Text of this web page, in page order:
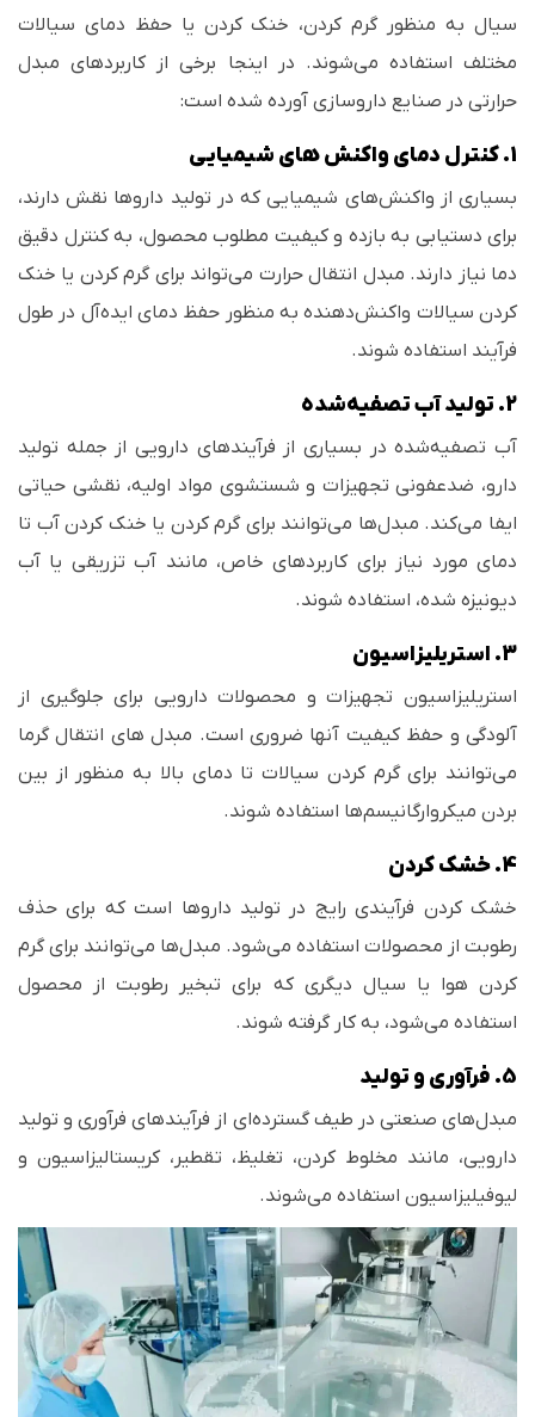
سیال به منظور گرم کردن، خنک کردن یا حفظ دمای سیالات
مختلف استفاده می‌شوند. در اینجا برخی از کاربردهای مبدل‌
حرارتی در صنایع داروسازی آورده شده است:
1. کنترل دمای واکنش های شیمیایی
بسیاری از واکنش‌های شیمیایی که در تولید داروها نقش دارند،
برای دستیابی به بازده و کیفیت مطلوب محصول، به کنترل دقیق
دما نیاز دارند. مبدل انتقال حرارت می‌تواند برای گرم کردن یا خنک
کردن سیالات واکنش‌دهنده به منظور حفظ دمای ایده‌آل در طول
فرآیند استفاده شوند.
2. تولید آب تصفیه‌شده
آب تصفیه‌شده در بسیاری از فرآیندهای دارویی از جمله تولید
دارو، ضدعفونی تجهیزات و شستشوی مواد اولیه، نقشی حیاتی
ایفا می‌کند. مبدل‌ها می‌توانند برای گرم کردن یا خنک کردن آب تا
دمای مورد نیاز برای کاربردهای خاص، مانند آب تزریقی یا آب
دیونیزه شده، استفاده شوند.
3. استریلیزاسیون
استریلیزاسیون تجهیزات و محصولات دارویی برای جلوگیری از
آلودگی و حفظ کیفیت آنها ضروری است. مبدل های انتقال گرما
می‌توانند برای گرم کردن سیالات تا دمای بالا به منظور از بین
بردن میکروارگانیسم‌ها استفاده شوند.
4. خشک کردن
خشک کردن فرآیندی رایج در تولید داروها است که برای حذف
رطوبت از محصولات استفاده می‌شود. مبدل‌ها می‌توانند برای گرم
کردن هوا یا سیال دیگری که برای تبخیر رطوبت از محصول
استفاده می‌شود، به کار گرفته شوند.
5. فرآوری و تولید
مبدل‌های صنعتی در طیف گسترده‌ای از فرآیندهای فرآوری و تولید
دارویی، مانند مخلوط کردن، تغلیظ، تقطیر، کریستالیزاسیون و
لیوفیلیزاسیون استفاده می‌شوند.